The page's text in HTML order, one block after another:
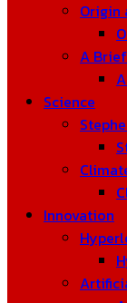
Origin
A
Science
Innovation